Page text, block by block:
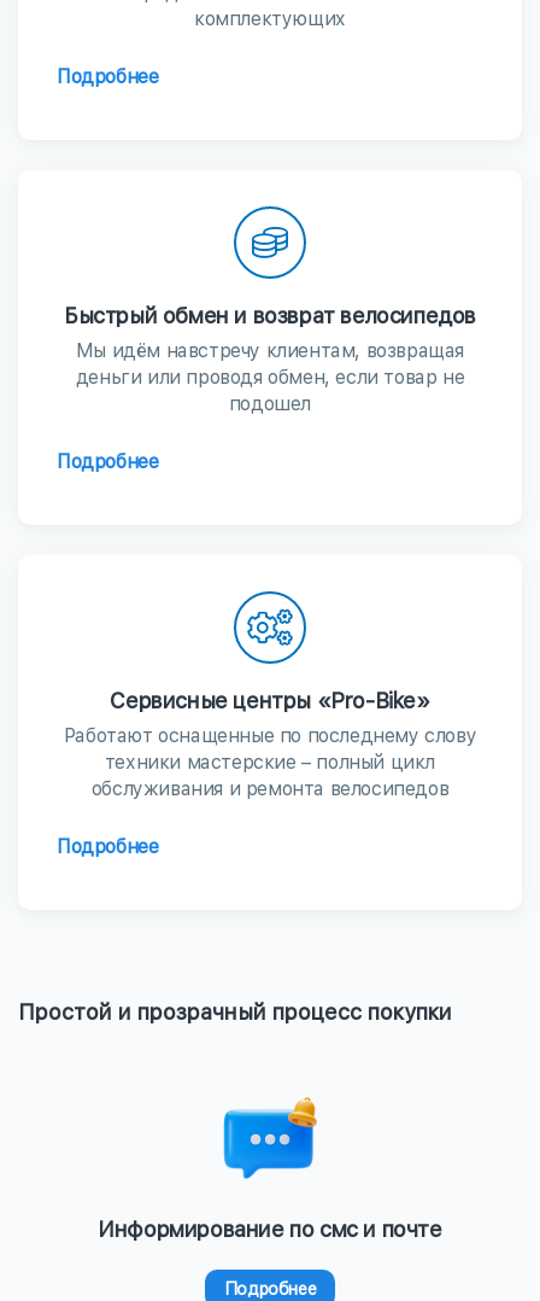
комплектующих
Подробнее
Быстрый обмен и возврат велосипедов
Мы идём навстречу клиентам, возвращая
деньги или проводя обмен, если товар не
подошел
Подробнее
Сервисные центры «Pro-Bike»
Работают оснащенные по последнему слову
техники мастерские – полный цикл
обслуживания и ремонта велосипедов
Подробнее
Простой и прозрачный процесс покупки
Информирование по смс и почте
Подробнее